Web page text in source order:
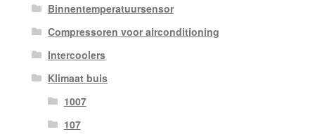
Binnentemperatuursensor
Compressoren voor airconditioning
Intercoolers
Klimaat buis
1007
107